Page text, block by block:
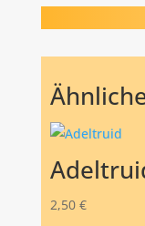
2,50 €